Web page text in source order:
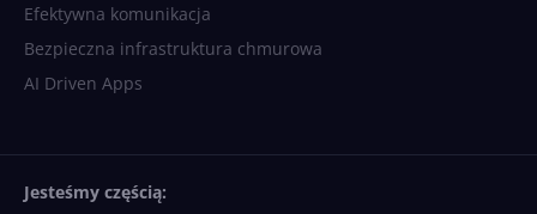
Efektywna komunikacja
Bezpieczna infrastruktura chmurowa
AI Driven Apps
Jesteśmy częścią: